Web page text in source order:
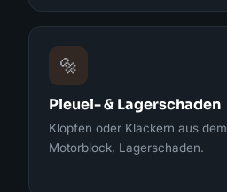
🔩
Pleuel- & Lagerschaden
Klopfen oder Klackern aus dem
Motorblock, Lagerschaden.